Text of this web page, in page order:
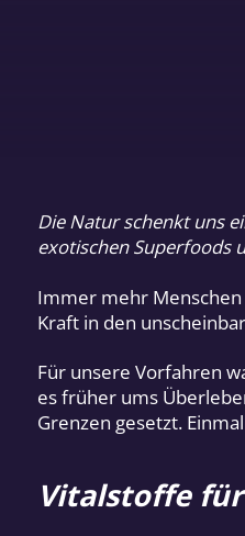
Die Natur schenkt uns
exotischen Superfoods
Immer mehr
Kraft in den
Für unsere Vorfahren
es früher ums
Grenzen gesetzt.
Vitalstoffe